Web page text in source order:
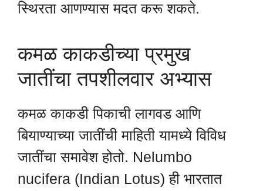
स्थिरता आणण्यास मदत करू शकते.
कमळ काकडीच्या प्रमुख
जातींचा तपशीलवार अभ्यास
कमळ काकडी पिकाची लागवड आणि
बियाण्याच्या जातींची माहिती यामध्ये विविध
जातींचा समावेश होतो. Nelumbo
nucifera (Indian Lotus) ही भारतात